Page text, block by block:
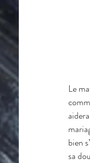
Le
bien
sa